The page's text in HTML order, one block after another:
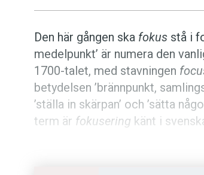
Den här gången ska fokus stå i
medelpunkt’ är numera den
1700-talet, med stavningen
betydelsen ’brännpunkt,
’ställa in skärpan’ och ’sätta
term är fokusering känt i